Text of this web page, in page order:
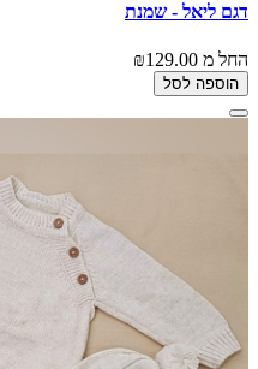
דגם ליאל - שמנת
החל מ ₪129.00
הוספה לסל